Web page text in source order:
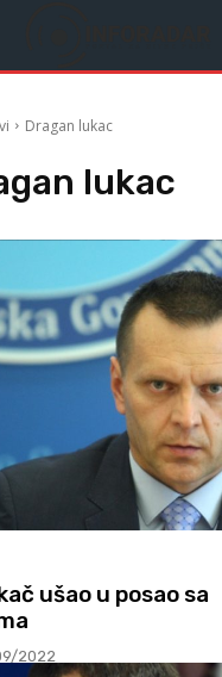
Dragan lukac
lukac
ušao u posao sa
2022